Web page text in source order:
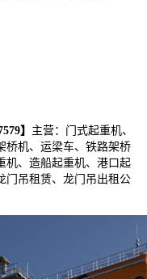
】 主营：门式起重机、
桥机、运梁车、铁路架桥
机、造船起重机、港口起
门吊租赁、龙门吊出租公